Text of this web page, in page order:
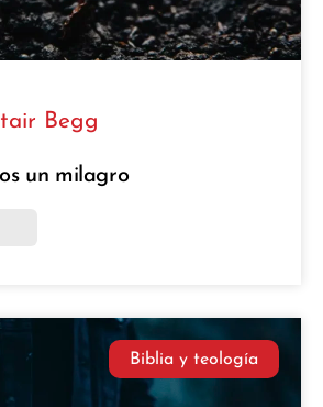
Begg
un milagro
Biblia y teología